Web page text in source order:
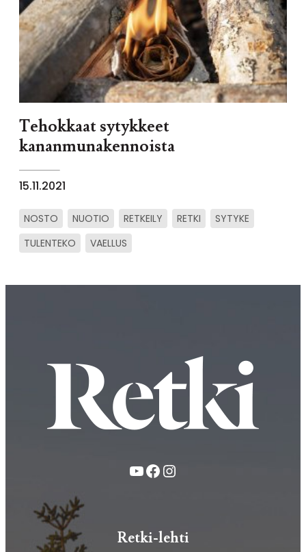
Tehokkaat sytykkeet
kananmunakennoista
15.11.2021
NOSTO NUOTIO RETKEILY RETKI
SYTYKE
TULENTEKO
VAELLUS
YouTube
FacebookInstagram
Retki-lehti